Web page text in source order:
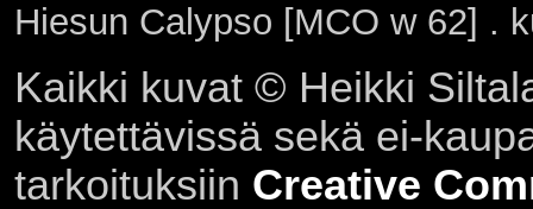
Hiesun Calypso [MCO w 62] .
Kaikki kuvat © Heikki
käytettävissä sekä ei-
tarkoituksiin Creative